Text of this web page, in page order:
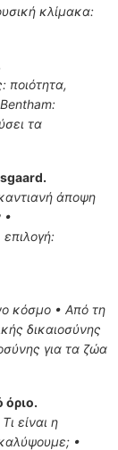
κλίμακα:
ποιότητα,
τα
άποψη
•
κόσμο • Από τη
δικαιοσύνης
για τα ζώα
όριο.
είναι η
•